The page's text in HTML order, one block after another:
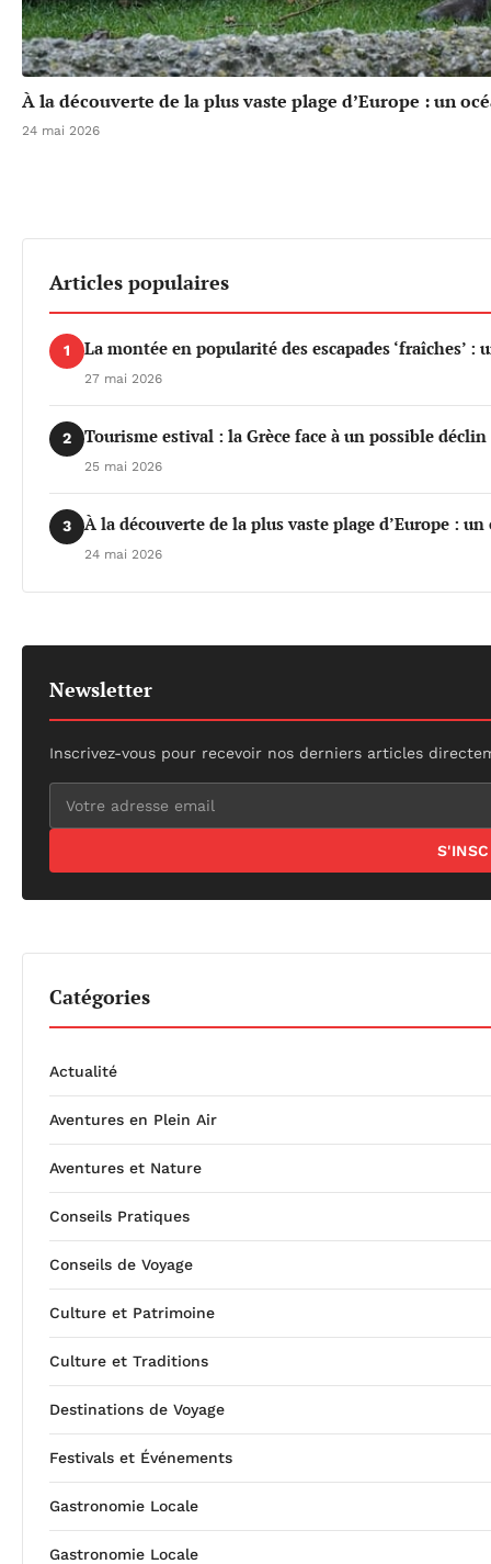
À la découverte de la plus vaste plage d’Europe : un
24 mai 2026
Articles populaires
1 La montée en popularité des escapades ‘fraîches’
27 mai 2026
2 Tourisme estival : la Grèce face à un possible déclin
25 mai 2026
3 À la découverte de la plus vaste plage d’Europe :
24 mai 2026
Newsletter
Inscrivez-vous pour recevoir nos derniers articles
Catégories
Actualité
Aventures en Plein Air
Aventures et Nature
Conseils Pratiques
Conseils de Voyage
Culture et Patrimoine
Culture et Traditions
Destinations de Voyage
Festivals et Événements
Gastronomie Locale
Gastronomie Locale